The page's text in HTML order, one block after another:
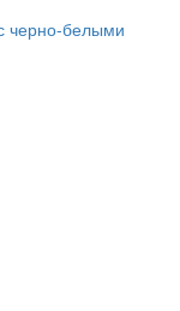
черно-белыми